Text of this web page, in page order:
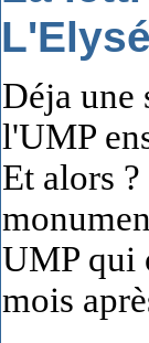
Déja une
l'UMP
Et alors
UMP qui
mois